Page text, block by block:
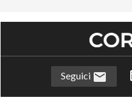
Seguici